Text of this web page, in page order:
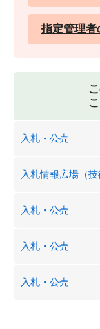
指定管理者
入札・公売
入札情報広場（技
入札・公売
入札・公売
入札・公売